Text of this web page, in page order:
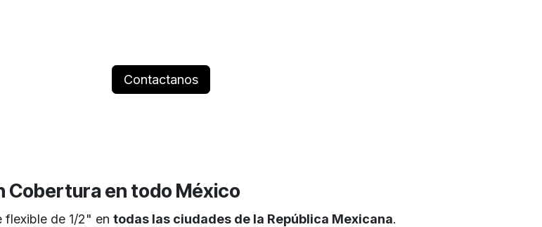
Contactanos
Cobertura en todo México
flexible de 1/2" en todas las ciudades de la República Mexicana.